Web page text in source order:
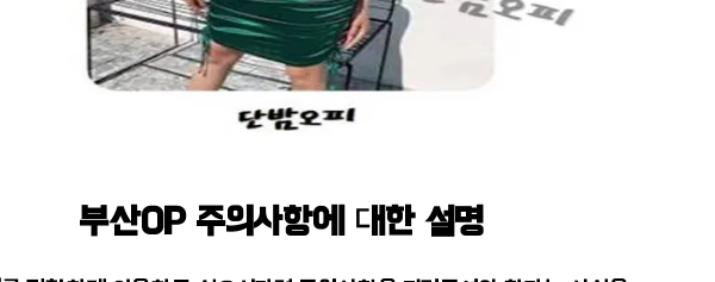
부산OP 주의사항에 대한 설명